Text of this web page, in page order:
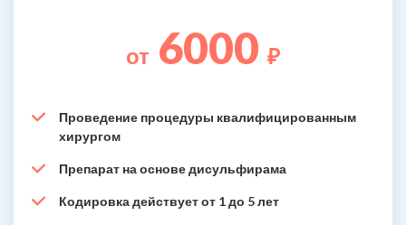
от 6000 ₽
Проведение процедуры квалифицированным
хирургом
Препарат на основе дисульфирама
Кодировка действует от 1 до 5 лет